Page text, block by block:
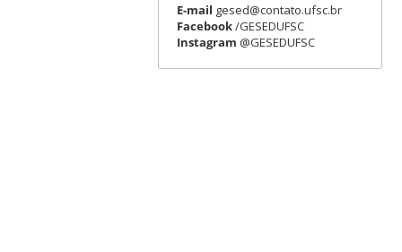
E-mail gesed@contato.ufsc.br
Facebook/GESEDUFSC
Instagram @GESEDUFSC